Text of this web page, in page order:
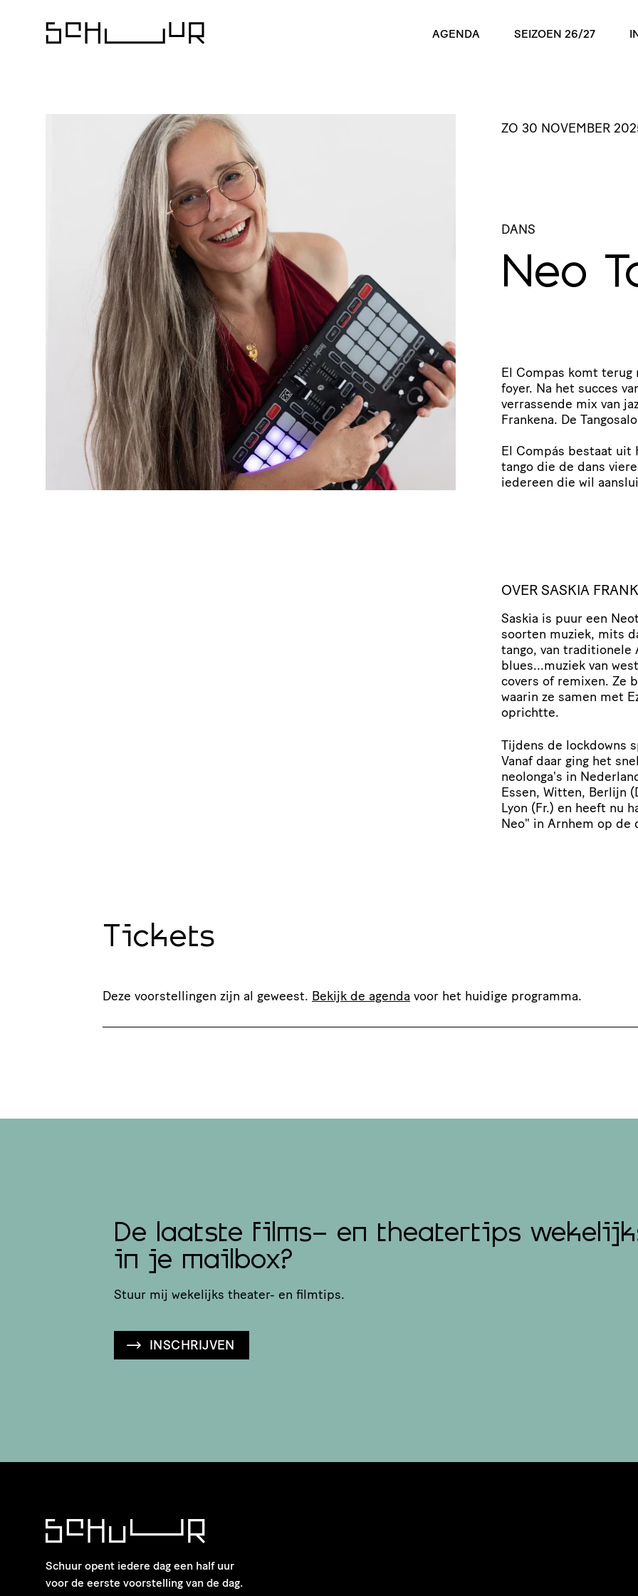
AGENDA SEIZOEN 26/27
ZO 30 NOVEMBER
DANS
Neo
El Compas komt terug
foyer. Na het succes
verrassende mix van
Frankena. De
El Compás bestaat uit
tango die de dans
iedereen die wil
OVER SASKIA
Saskia is puur een
soorten muziek, mits
tango, van traditionele
blues...muziek van
covers of remixen. Ze
waarin ze samen met
oprichtte.
Tijdens de lockdowns
Vanaf daar ging het
neolonga's in
Essen, Witten, Berlijn
Lyon (Fr.) en heeft nu
Neo" in Arnhem op de
Tickets
Deze voorstellingen zijn al geweest. Bekijk de agenda voor het huidige programma.
De laatste films- en theatertips
in je mailbox?
Stuur mij wekelijks theater- en filmtips.
INSCHRIJVEN
Schuur opent iedere dag een half uur
voor de eerste voorstelling van de dag.